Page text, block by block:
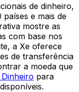
de dinheiro,
e mais de
mostre as
com base nos
a Xe oferece
de transferência
a moeda que
para